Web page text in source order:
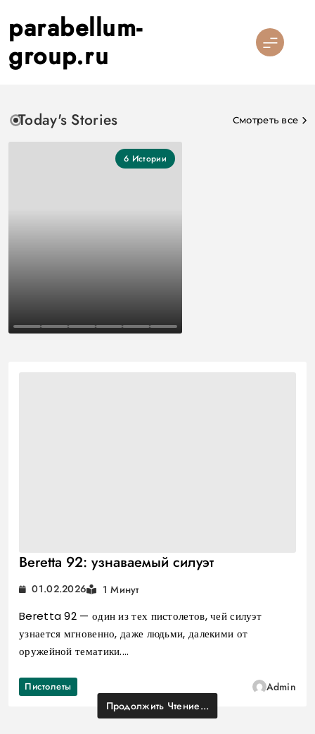
содержимому
parabellum-
group.ru
Today's Stories Смотреть все
6 Истории
Beretta 92: узнаваемый силуэт
01.02.2026 1 Минут
Beretta 92 — один из тех пистолетов, чей силуэт
узнается мгновенно, даже людьми, далекими от
оружейной тематики.…
Пистолеты
Admin
Продолжить Чтение...